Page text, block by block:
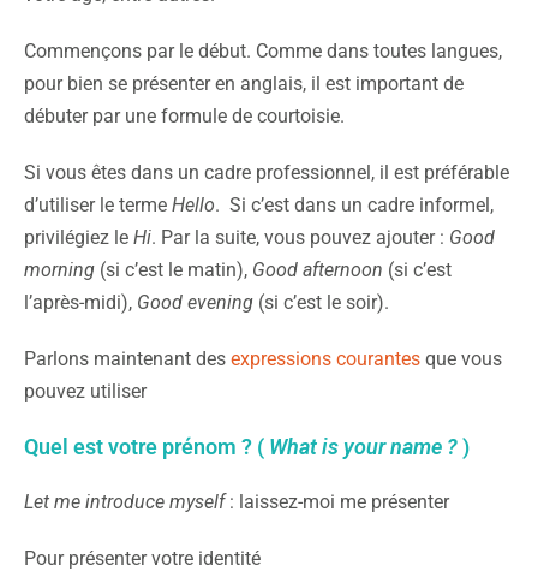
Commençons par le début. Comme dans toutes langues,
pour bien se présenter en anglais, il est important de
débuter par une formule de courtoisie.
Si vous êtes dans un cadre professionnel, il est préférable
d’utiliser le terme Hello. Si c’est dans un cadre informel,
privilégiez le Hi. Par la suite, vous pouvez ajouter : Good
morning (si c’est le matin), Good afternoon (si c’est
l’après-midi), Good evening (si c’est le soir).
Parlons maintenant des expressions courantes que vous
pouvez utiliser
Quel est votre prénom ? ( What is your name ?)
Let me introduce myself: laissez-moi me présenter
Pour présenter votre identité